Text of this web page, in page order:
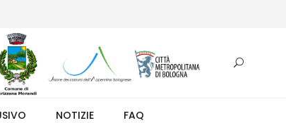
NOTIZIE
FAQ